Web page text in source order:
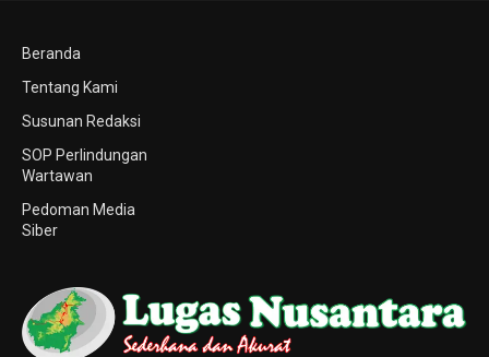
Beranda
Tentang Kami
Susunan Redaksi
SOP Perlindungan
Wartawan
Pedoman Media
Siber